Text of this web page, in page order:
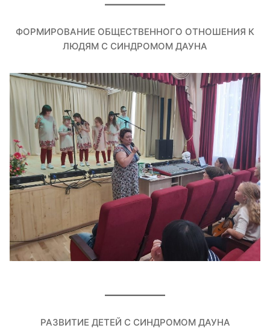
ФОРМИРОВАНИЕ ОБЩЕСТВЕННОГО ОТНОШЕНИЯ К
ЛЮДЯМ С СИНДРОМОМ ДАУНА
РАЗВИТИЕ ДЕТЕЙ С СИНДРОМОМ ДАУНА